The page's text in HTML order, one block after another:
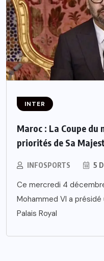
INTER
Maroc : La Coupe du
priorités de Sa
INFOSPORTS 5
Ce mercredi 4
Mohammed VI a
Palais Royal